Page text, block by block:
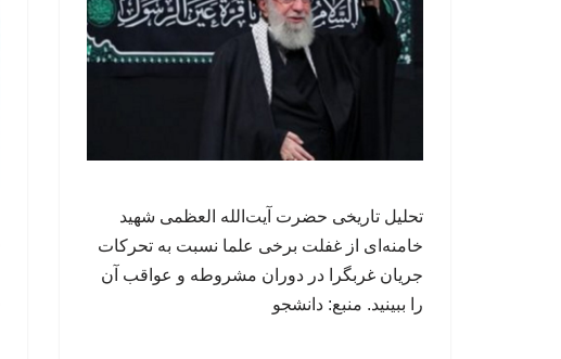
تحلیل تاریخی حضرت آیت‌الله العظمی شهید
خامنه‌ای از غفلت برخی علما نسبت به تحرکات
جریان غربگرا در دوران مشروطه و عواقب آن
را ببینید. منبع: دانشجو